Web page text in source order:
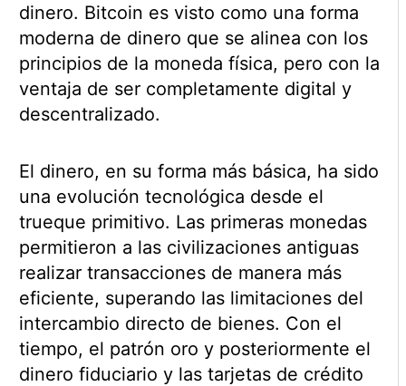
dinero. Bitcoin es visto como una forma
moderna de dinero que se alinea con los
principios de la moneda física, pero con la
ventaja de ser completamente digital y
descentralizado.
El dinero, en su forma más básica, ha sido
una evolución tecnológica desde el
trueque primitivo. Las primeras monedas
permitieron a las civilizaciones antiguas
realizar transacciones de manera más
eficiente, superando las limitaciones del
intercambio directo de bienes. Con el
tiempo, el patrón oro y posteriormente el
dinero fiduciario y las tarjetas de crédito